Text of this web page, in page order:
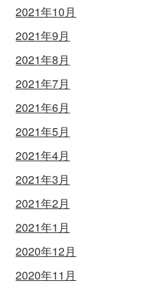
2021年10月
2021年9月
2021年8月
2021年7月
2021年6月
2021年5月
2021年4月
2021年3月
2021年2月
2021年1月
2020年12月
2020年11月